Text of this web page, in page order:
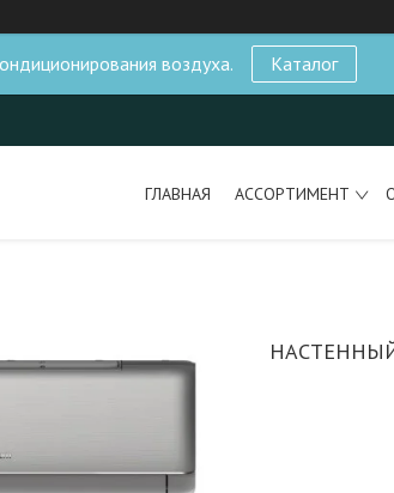
воздуха. Каталог
ГЛАВНАЯ АССОРТИМЕНТ
НАСТЕННЫЙ